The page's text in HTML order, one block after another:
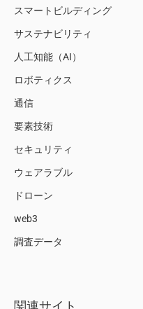
スマートビルディング
サステナビリティ
人工知能（AI）
ロボティクス
通信
要素技術
セキュリティ
ウェアラブル
ドローン
web3
調査データ